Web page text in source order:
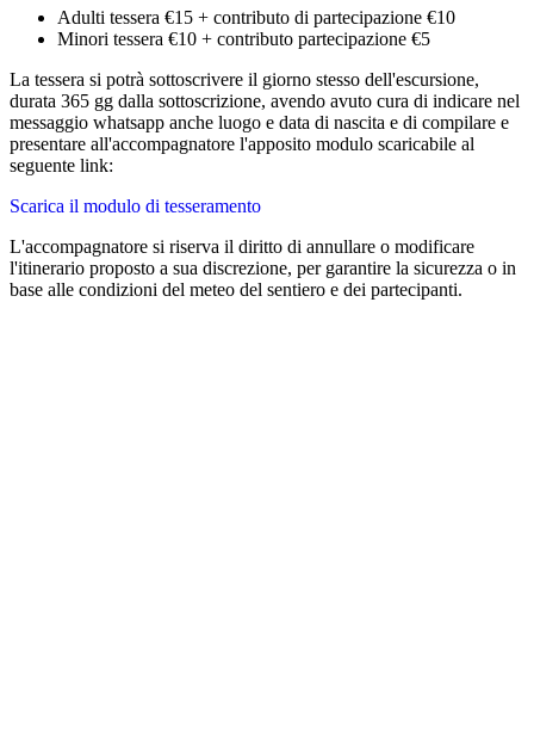
Adulti tessera €15 + contributo di partecipazione €10
Minori tessera €10 + contributo partecipazione €5
La tessera si potrà sottoscrivere il giorno stesso dell'escursione,
durata 365 gg dalla sottoscrizione, avendo avuto cura di indicare nel
messaggio whatsapp anche luogo e data di nascita e di compilare e
presentare all'accompagnatore l'apposito modulo scaricabile al
seguente link:
Scarica il modulo di tesseramento
L'accompagnatore si riserva il diritto di annullare o modificare
l'itinerario proposto a sua discrezione, per garantire la sicurezza o in
base alle condizioni del meteo del sentiero e dei partecipanti.